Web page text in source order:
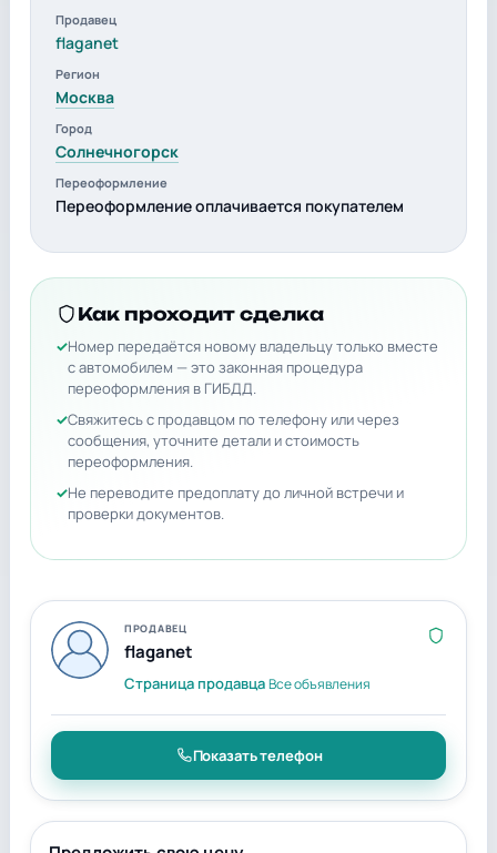
Продавец
flaganet
Регион
Москва
Город
Солнечногорск
Переоформление
Переоформление оплачивается покупателем
Как проходит сделка
Номер передаётся новому владельцу только вместе
с автомобилем — это законная процедура
переоформления в ГИБДД.
Свяжитесь с продавцом по телефону или через
сообщения, уточните детали и стоимость
переоформления.
Не переводите предоплату до личной встречи и
проверки документов.
ПРОДАВЕЦ
flaganet
Страница продавцаВсе объявления
Показать телефон